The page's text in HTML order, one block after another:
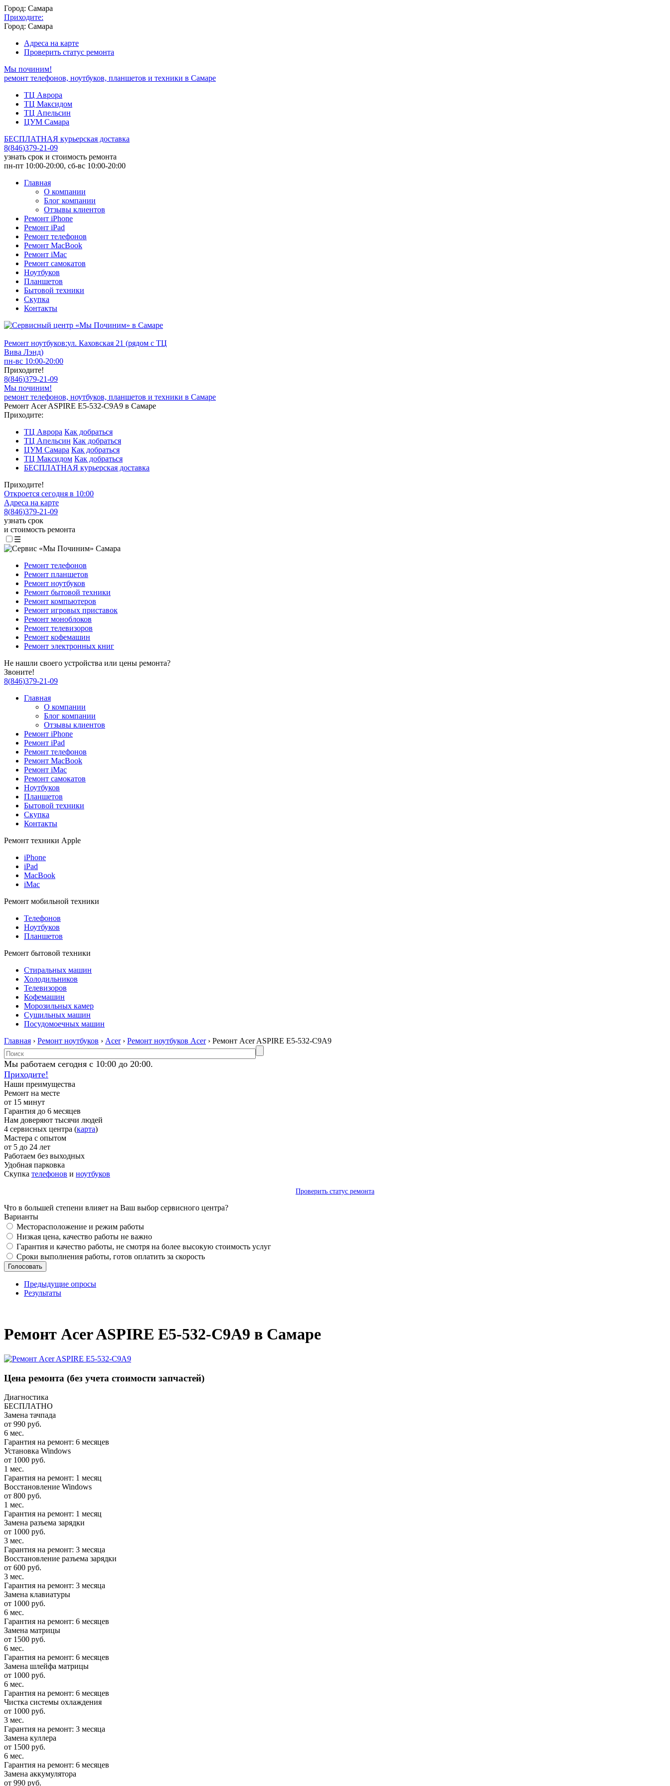
Город: Самара
Приходите:
Город: Самара
Адреса на карте
Проверить статус ремонта
Мы починим!
ремонт телефонов, ноутбуков, планшетов и техники в Самаре
ТЦ Аврора
ТЦ Максидом
ТЦ Апельсин
ЦУМ Самара
БЕСПЛАТНАЯ курьерская доставка
8(846)379-21-09
узнать срок и стоимость ремонта
пн-пт 10:00-20:00, сб-вс 10:00-20:00
Главная
О компании
Блог компании
Отзывы клиентов
Ремонт iPhone
Ремонт iPad
Ремонт телефонов
Ремонт MacBook
Ремонт iMac
Ремонт самокатов
Ноутбуков
Планшетов
Бытовой техники
Скупка
Контакты
Ремонт ноутбуков:ул. Каховская 21 (рядом с ТЦ
Вива Лэнд)
пн-вс 10:00-20:00
Приходите!
8(846)379-21-09
Мы починим!
ремонт телефонов, ноутбуков, планшетов и техники в Самаре
Ремонт Acer ASPIRE E5-532-C9A9 в Самаре
Приходите:
ТЦ Аврора Как добраться
ТЦ Апельсин Как добраться
ЦУМ Самара Как добраться
ТЦ Максидом Как добраться
БЕСПЛАТНАЯ курьерская доставка
Приходите!
Откроется сегодня в 10:00
Адреса на карте
8(846)379-21-09
узнать срок
и стоимость ремонта
☰
Ремонт телефонов
Ремонт планшетов
Ремонт ноутбуков
Ремонт бытовой техники
Ремонт компьютеров
Ремонт игровых приставок
Ремонт моноблоков
Ремонт телевизоров
Ремонт кофемашин
Ремонт электронных книг
Не нашли своего устройства или цены ремонта?
Звоните!
8(846)379-21-09
Главная
О компании
Блог компании
Отзывы клиентов
Ремонт iPhone
Ремонт iPad
Ремонт телефонов
Ремонт MacBook
Ремонт iMac
Ремонт самокатов
Ноутбуков
Планшетов
Бытовой техники
Скупка
Контакты
Ремонт техники Apple
iPhone
iPad
MacBook
iMac
Ремонт мобильной техники
Телефонов
Ноутбуков
Планшетов
Ремонт бытовой техники
Стиральных машин
Холодильников
Телевизоров
Кофемашин
Морозильных камер
Сушильных машин
Посудомоечных машин
Главная › Ремонт ноутбуков › Acer› Ремонт ноутбуков Acer› Ремонт Acer ASPIRE E5-532-C9A9
Мы работаем сегодня с 10:00 до 20:00.
Приходите!
Наши преимущества
Ремонт на месте
от 15 минут
Гарантия до 6 месяцев
Нам доверяют тысячи людей
4 сервисных центра (карта)
Мастера с опытом
от 5 до 24 лет
Работаем без выходных
Удобная парковка
Скупка телефонов и ноутбуков
Проверить статус ремонта
Что в большей степени влияет на Ваш выбор сервисного центра?
Варианты
Месторасположение и режим работы
Низкая цена, качество работы не важно
Гарантия и качество работы, не смотря на более высокую стоимость услуг
Сроки выполнения работы, готов оплатить за скорость
Предыдущие опросы
Результаты
Ремонт Acer ASPIRE E5-532-C9A9 в Самаре
Цена ремонта (без учета стоимости запчастей)
Диагностика
БЕСПЛАТНО
Замена тачпада
от 990 руб.
6 мес.
Гарантия на ремонт: 6 месяцев
Установка Windows
от 1000 руб.
1 мес.
Гарантия на ремонт: 1 месяц
Восстановление Windows
от 800 руб.
1 мес.
Гарантия на ремонт: 1 месяц
Замена разъема зарядки
от 1000 руб.
3 мес.
Гарантия на ремонт: 3 месяца
Восстановление разъема зарядки
от 600 руб.
3 мес.
Гарантия на ремонт: 3 месяца
Замена клавиатуры
от 1000 руб.
6 мес.
Гарантия на ремонт: 6 месяцев
Замена матрицы
от 1500 руб.
6 мес.
Гарантия на ремонт: 6 месяцев
Замена шлейфа матрицы
от 1000 руб.
6 мес.
Гарантия на ремонт: 6 месяцев
Чистка системы охлаждения
от 1000 руб.
3 мес.
Гарантия на ремонт: 3 месяца
Замена куллера
от 1500 руб.
6 мес.
Гарантия на ремонт: 6 месяцев
Замена аккумулятора
от 990 руб.